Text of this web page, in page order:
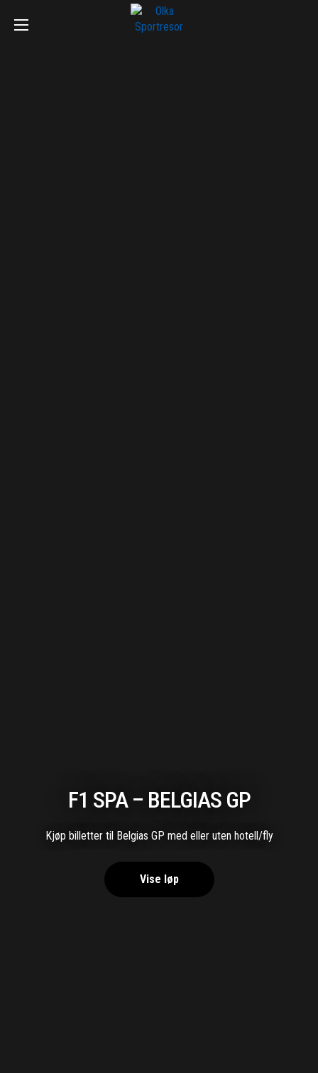
F1 SPA – BELGIAS GP
Kjøp billetter til Belgias GP med eller uten hotell/fly
Vise løp